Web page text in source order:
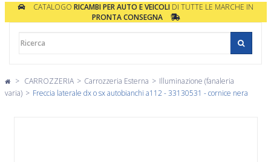
CATALOGO RICAMBI PER AUTO E VEICOLIDI TUTTE LE MARCHE IN
PRONTA CONSEGNA
> CARROZZERIA > Carrozzeria Esterna > Illuminazione (fanaleria
varia) > Freccia laterale dx o sx autobianchi a112 - 33130531 - cornice nera